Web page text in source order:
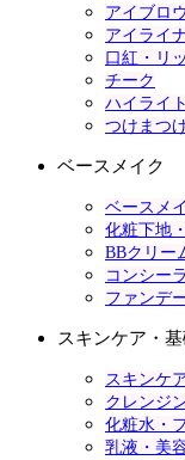
アイブロ
アイライ
口紅・リ
チーク
ハイライ
つけまつ
ベースメイク
ベースメ
化粧下地
BBクリー
コンシー
ファンデ
スキンケア・
スキンケ
クレンジ
化粧水・
乳液・美